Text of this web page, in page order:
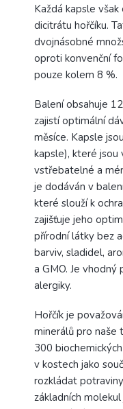
Každá kapsle
dicitrátu hořčíku.
dvojnásobné
oproti konvenční
pouze kolem 8 %.
Balení obsahuje
zajistí optimální
měsíce. Kapsle
kapsle), které
vstřebatelné a
je dodáván v
které slouží k
zajišťuje jeho
přírodní látky bez
barviv, sladidel,
a GMO. Je
alergiky.
Hořčík je
minerálů pro naše
300
v kostech jako
rozkládat
základních